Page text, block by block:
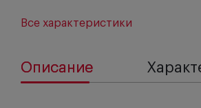
Все характеристики
Описание